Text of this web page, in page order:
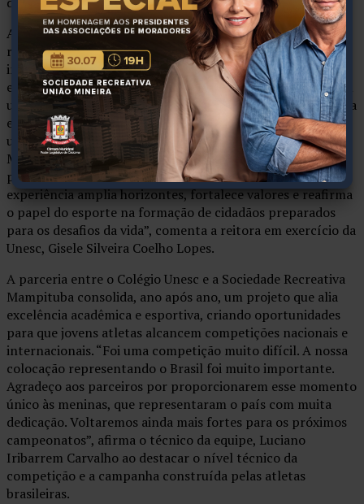
Além do resultado esportivo, a participação internacional
reforça o compromisso da Unesc com uma formação que
integra educação e desenvolvimento humano por meio do
esporte. “Ver nossas estudantes representando o Brasil em
um campeonato mundial, demonstrando talento, disciplina
e espírito coletivo, é motivo de satisfação. Elas escreveram
uma trajetória vitoriosa e levaram o nome da Unesc, do
Mampituba, de Santa Catarina e do país a um dos
principais palcos do esporte escolar mundial. Essa
experiência amplia horizontes, fortalece valores e reafirma
o papel do esporte na formação de cidadãos preparados
para os desafios da vida”, comenta a reitora em exercício da
Unesc, Gisele Silveira Coelho Lopes.
A parceria entre o Colégio Unesc e a Sociedade Recreativa
Mampituba consolida, ano após ano, um projeto que alia
excelência acadêmica e esportiva, criando oportunidades
para que jovens atletas alcancem competições nacionais e
internacionais. “Foi uma competição muito difícil. A nossa
colocação representando o Brasil foi muito importante.
Agradeço aos parceiros por proporcionarem esse momento
único às meninas, que representaram o país com muita
dedicação. Voltaremos ainda mais fortes para os próximos
campeonatos”, afirma o técnico da equipe, Luciano
Iribarrem Carvalho ao destacar o nível técnico da
competição e a campanha construída pelas atletas
brasileiras.